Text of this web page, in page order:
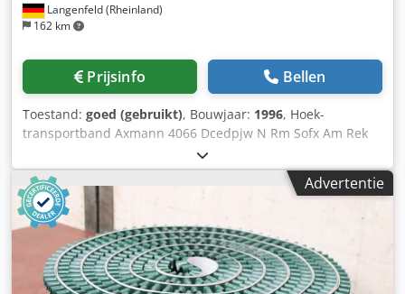
Langenfeld (Rheinland)
162 km
Prijsinfo Bellen
Toestand: goed (gebruikt), Bouwjaar: 1996, Hoek-
transportband Axmann 4066 Dcedpjw N Rm Sofx Am Rek
Voorraadnummer: 503611 Machinetype/Apparaattype:
Hoek-transportband Fabrikant: Axmann Type: 4066
Bouwjaar: 1996 Hoek-transportband Loshoogte ca. 1290
mm + 370 mm verstelbereik Verrijdbaar op wielen
Hoekgedeelte ca. 2000 mm Loshoogte: 1290 mm (+ 370
mm) Bandbreedte: 250 mm Bandlengte: ca. 4000 mm (2 x
2000 mm) Afstand tussen meenemers: 410 mm Hoogte van
de meenemers: 20 mm
Advertentie